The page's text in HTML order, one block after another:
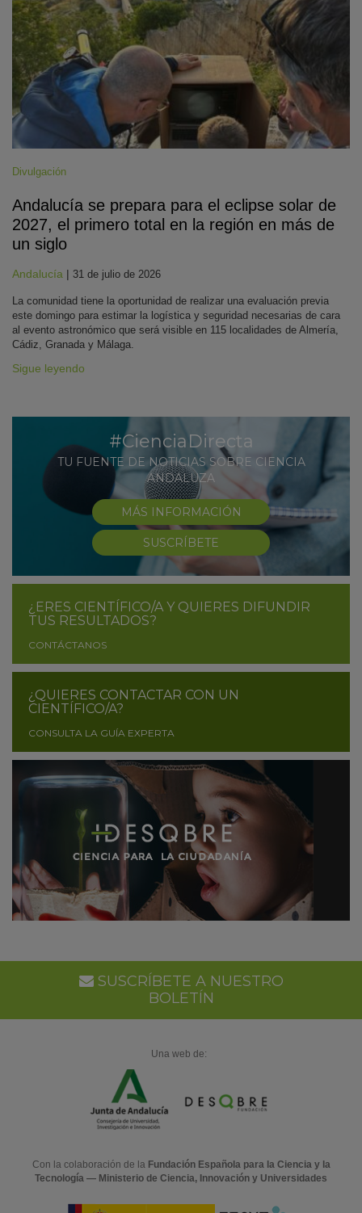
Divulgación
Andalucía se prepara para el eclipse solar de
2027, el primero total en la región en más de
un siglo
Andalucía | 31 de julio de 2026
La comunidad tiene la oportunidad de realizar una evaluación previa
este domingo para estimar la logística y seguridad necesarias de cara
al evento astronómico que será visible en 115 localidades de Almería,
Cádiz, Granada y Málaga.
Sigue leyendo
#CienciaDirecta
TU FUENTE DE NOTICIAS SOBRE CIENCIA
ANDALUZA
MÁS INFORMACIÓN
SUSCRÍBETE
¿ERES CIENTÍFICO/A Y QUIERES DIFUNDIR
TUS RESULTADOS?
CONTÁCTANOS
¿QUIERES CONTACTAR CON UN
CIENTÍFICO/A?
CONSULTA LA GUÍA EXPERTA
SUSCRÍBETE A NUESTRO
BOLETÍN
Una web de:
Con la colaboración de la Fundación Española para la Ciencia y la
Tecnología — Ministerio de Ciencia, Innovación y Universidades